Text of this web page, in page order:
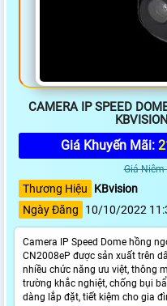
CAMERA IP SPEED
Giá Khuyến Mãi:
Giá Niêm
Thương Hiệu
KBvision
Ngày Đăng
10/10/2022
Camera IP Speed Dome hồng
CN2008eP được sản xuất trên
nhiều chức năng ưu việt, thông
trường khắc nghiệt, chống bụi
dàng lắp đặt, tiết kiệm cho gia